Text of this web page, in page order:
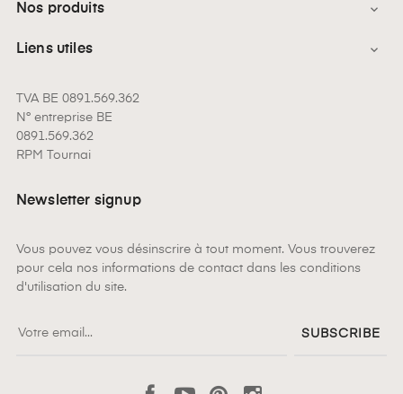
Nos produits 
Liens utiles 
TVA BE 0891.569.362
N° entreprise BE
0891.569.362
RPM Tournai
Newsletter signup
Vous pouvez vous désinscrire à tout moment. Vous trouverez
pour cela nos informations de contact dans les conditions
d'utilisation du site.
SUBSCRIBE